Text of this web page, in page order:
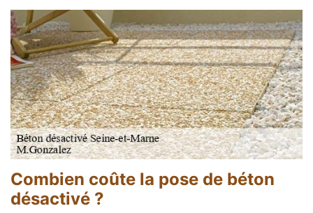
Combien coûte la pose de béton
désactivé ?